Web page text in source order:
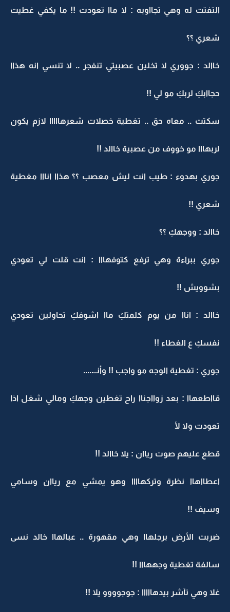
التفتت له وهي تجااوبه : لا ماا تعودت !! ما يكفي غطيت
شعري ؟؟
خاالد : جووري لا تخلين عصبيتي تنفجر .. لا تنسي انه هذاا
حجاابكِ لربكِ مو لي !!
سكتت .. معاه حق .. تغطية خصلات شعرهااااا لازم يكون
لربهااا مو خووف من عصبية خاالد !!
جوري بهدوء : طيب انت ليش معصب ؟؟ هذاا انااا مغطية
شعري !!
خاالد : ووجهكِ ؟؟
جوري ببراءة وهي ترفع كتوفهااا : انت قلت لي تعودي
بشوويش !!
خاالد : اناا من يوم كلمتكِ ماا اشوفكِ تحاولين تعودي
نفسكِ ع الغطاء !!
جوري : تغطية الوجه مو واجب !! وأنــ.....
قااطعهاا : بعد زوااجناا راح تغطين وجهكِ ومالي شغل اذا
تعودت ولا لأ
قطع عليهم صوت رياان : يلا خاالد !!
اعطااهاا نظرة وتركهاااا وهو يمشي مع رياان وسامي
وسيف !!
ضربت الأرض برجلهاا وهي مقهورة .. عبالهاا خالد نسى
سالفة تغطية وجههااا !!
غلا وهي تآشر بيدهااااا : جوجوووو يلا !!